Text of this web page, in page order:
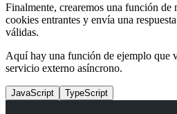
Finalmente, crearemos una función de
cookies entrantes y envía una
válidas.
Aquí hay una función de ejemplo que
servicio externo asíncrono.
JavaScript TypeScript